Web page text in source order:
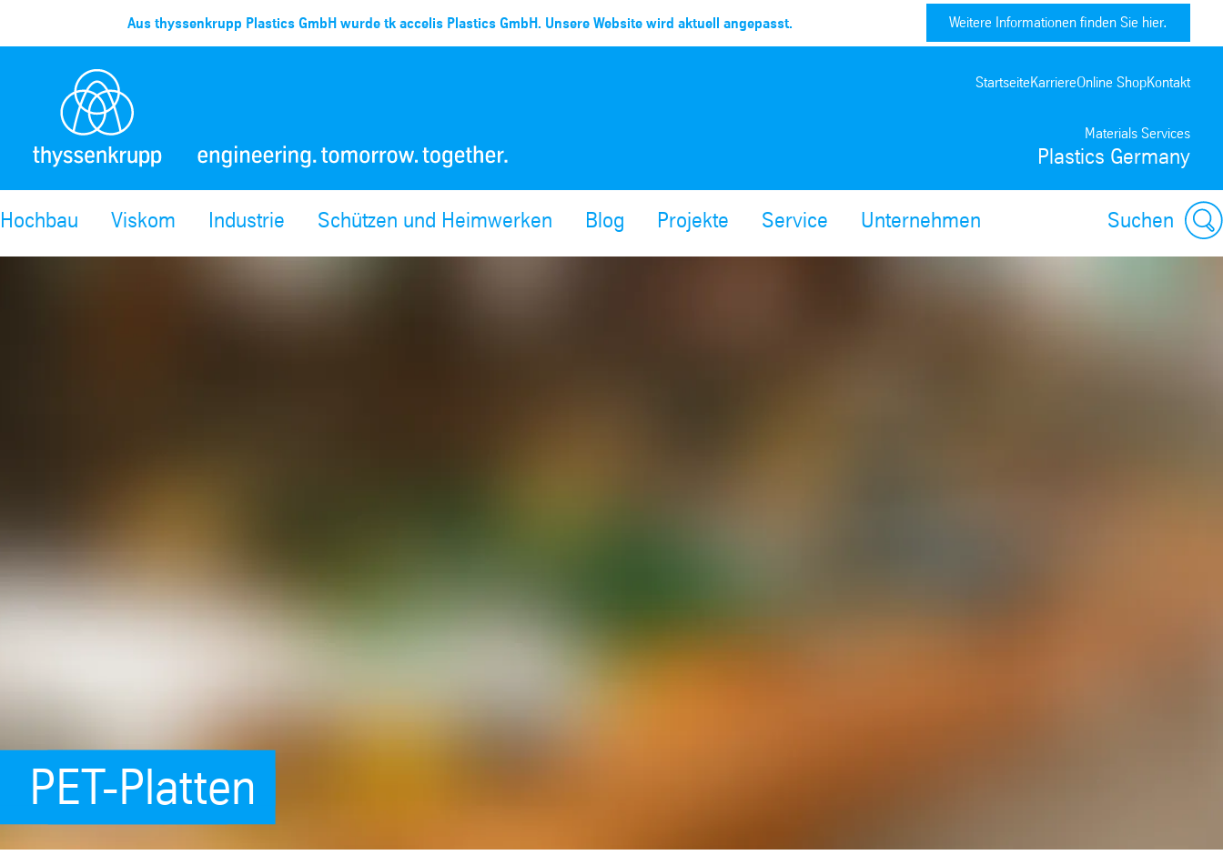
Aus thyssenkrupp Plastics GmbH wurde tk accelis Plastics GmbH. Unsere Website wird aktuell angepasst. Weitere Informationen finden Sie hier.
Materials Services
Plastics Germany
StartseiteKarriereOnline ShopKontakt
Hochbau Viskom Industrie Schützen und Heimwerken Blog Projekte Service Unternehmen Suchen
PET-Platten